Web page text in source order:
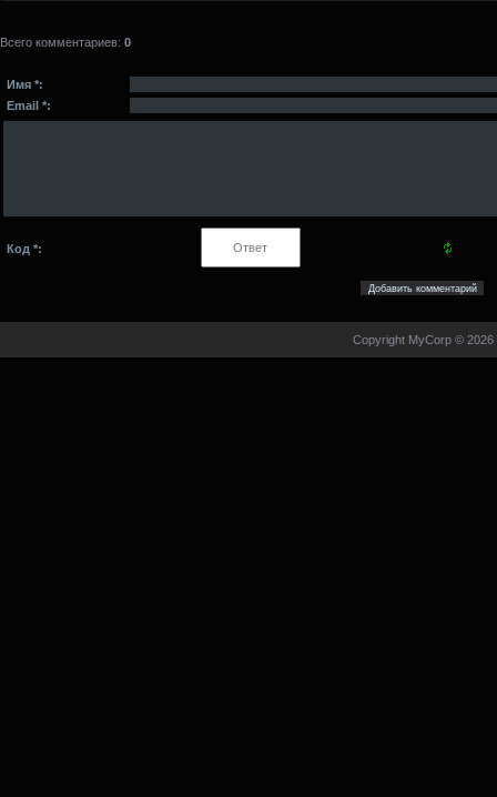
Всего комментариев: 0
Имя *:
Email *:
Код *:
Copyright MyCorp © 2026